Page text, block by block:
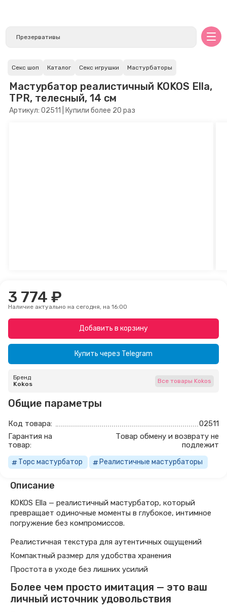
Секс шоп Каталог Секс игрушки Мастурбаторы
Мастурбатор реалистичный KOKOS Ella,
TPR, телесный, 14 см
Артикул: 02511 | Купили более 20 раз
3 774 ₽
Наличие актуально на сегодня, на 16:00
Добавить в корзину
Купить через Telegram
Бренд
Kokos
Все товары Kokos
Общие параметры
Код товара:
02511
Гарантия на
товар:
Товар обмену и возврату не
подлежит
Торс мастурбатор Реалистичные мастурбаторы
Описание
KOKOS Ella — реалистичный мастурбатор, который
превращает одиночные моменты в глубокое, интимное
погружение без компромиссов.
Реалистичная текстура для аутентичных ощущений
Компактный размер для удобства хранения
Простота в уходе без лишних усилий
Более чем просто имитация — это ваш
личный источник удовольствия